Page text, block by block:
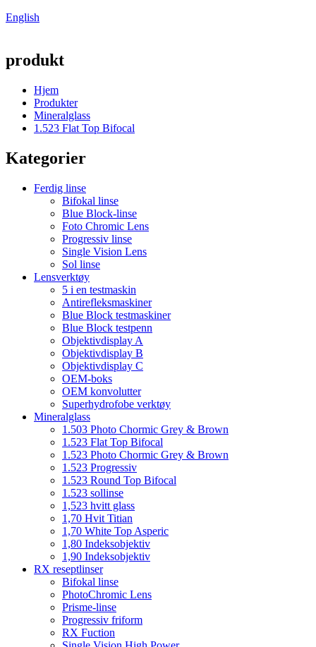
English
produkt
Hjem
Produkter
Mineralglass
1.523 Flat Top Bifocal
Kategorier
Ferdig linse
Bifokal linse
Blue Block-linse
Foto Chromic Lens
Progressiv linse
Single Vision Lens
Sol linse
Lensverktøy
5 i en testmaskin
Antirefleksmaskiner
Blue Block testmaskiner
Blue Block testpenn
Objektivdisplay A
Objektivdisplay B
Objektivdisplay C
OEM-boks
OEM konvolutter
Superhydrofobe verktøy
Mineralglass
1.503 Photo Chormic Grey & Brown
1.523 Flat Top Bifocal
1.523 Photo Chormic Grey & Brown
1.523 Progressiv
1.523 Round Top Bifocal
1.523 sollinse
1,523 hvitt glass
1,70 Hvit Titian
1,70 White Top Asperic
1,80 Indeksobjektiv
1,90 Indeksobjektiv
RX reseptlinser
Bifokal linse
PhotoChromic Lens
Prisme-linse
Progressiv friform
RX Fuction